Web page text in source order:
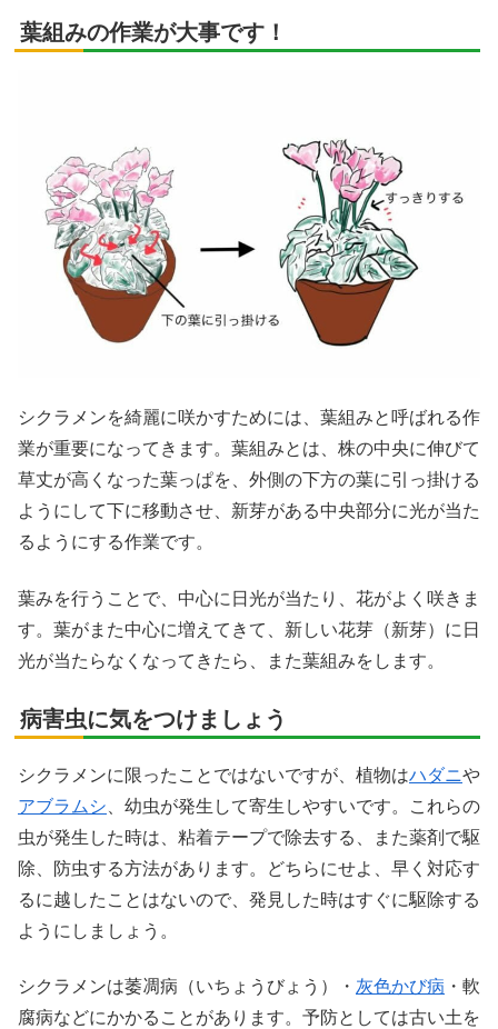
葉組みの作業が大事です！
シクラメンを綺麗に咲かすためには、葉組みと呼ばれる作
業が重要になってきます。葉組みとは、株の中央に伸びて
草丈が高くなった葉っぱを、外側の下方の葉に引っ掛ける
ようにして下に移動させ、新芽がある中央部分に光が当た
るようにする作業です。
葉みを行うことで、中心に日光が当たり、花がよく咲きま
す。葉がまた中心に増えてきて、新しい花芽（新芽）に日
光が当たらなくなってきたら、また葉組みをします。
病害虫に気をつけましょう
シクラメンに限ったことではないですが、植物はハダニや
アブラムシ 、幼虫が発生して寄生しやすいです。これらの
虫が発生した時は、粘着テープで除去する、また薬剤で駆
除、防虫する方法があります。どちらにせよ、早く対応す
るに越したことはないので、発見した時はすぐに駆除する
ようにしましょう。
シクラメンは萎凋病（いちょうびょう）・ 灰色かび病 ・軟
腐病などにかかることがあります。予防としては古い土を